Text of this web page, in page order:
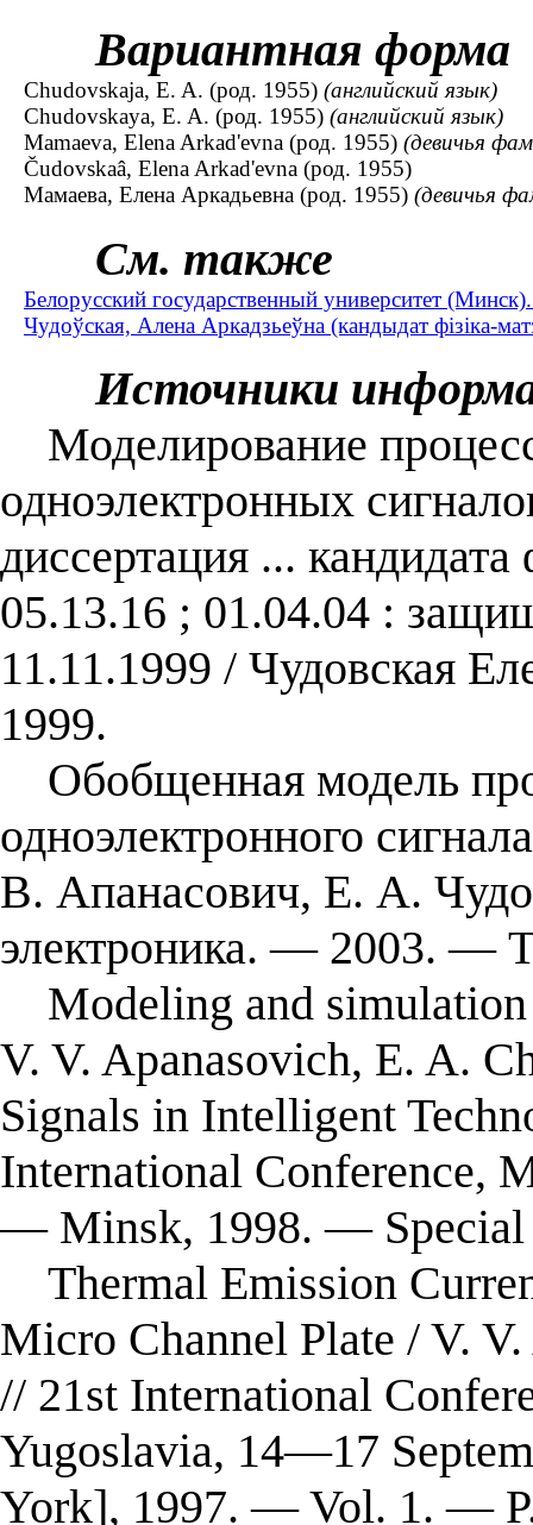
Вариантная форма
Chudovskaja, E. A. (род. 1955) (английский язык)
Chudovskaya, E. A. (род. 1955) (английский язык)
Mamaeva, Elena Arkad'evna (род. 1955) (девичья
Čudovskaâ, Elena Arkad'evna (род. 1955)
Мамаева, Елена Аркадьевна (род. 1955) (девичья
См. также
Белорусский государственный университет
Чудоўская, Алена Аркадзьеўна (кандыдат фізіка-
Источники
Моделирование
одноэлектронных
диссертация ...
05.13.16 ; 01.04.04 :
11.11.1999 / Чудовская
1999.
Обобщенная модель
одноэлектронного
В. Апанасович, Е. А.
электроника. — 2003.
Modeling and simulation
V. V. Apanasovich, E. A.
Signals in Intelligent
International Conference,
— Minsk, 1998. —
Thermal Emission
Micro Channel Plate / V.
// 21st International
Yugoslavia, 14—17
York], 1997. — Vol. 1. —